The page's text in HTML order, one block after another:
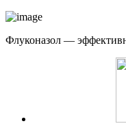
Флуконазол —